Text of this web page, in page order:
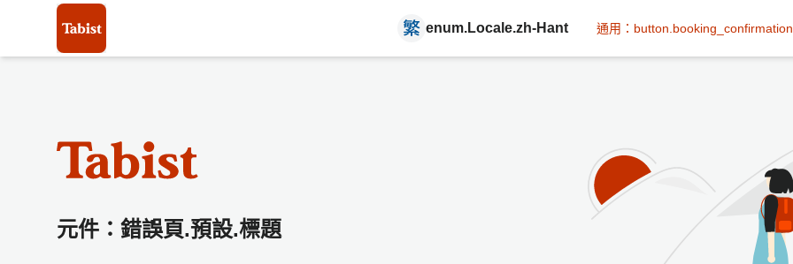
enum.Locale.zh-Hant 通用：button.booking_confirmation
元件：錯誤頁.預設.標題